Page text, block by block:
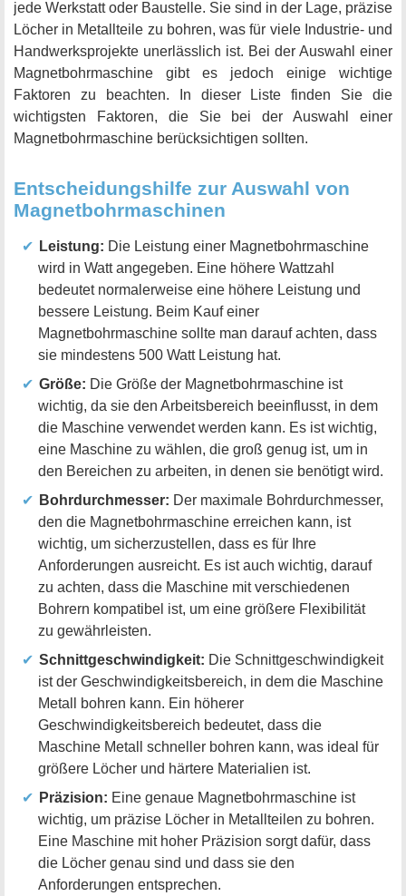
jede Werkstatt oder Baustelle. Sie sind in der Lage, präzise
Löcher in Metallteile zu bohren, was für viele Industrie- und
Handwerksprojekte unerlässlich ist. Bei der Auswahl einer
Magnetbohrmaschine gibt es jedoch einige wichtige
Faktoren zu beachten. In dieser Liste finden Sie die
wichtigsten Faktoren, die Sie bei der Auswahl einer
Magnetbohrmaschine berücksichtigen sollten.
Entscheidungshilfe zur Auswahl von
Magnetbohrmaschinen
Leistung: Die Leistung einer Magnetbohrmaschine
wird in Watt angegeben. Eine höhere Wattzahl
bedeutet normalerweise eine höhere Leistung und
bessere Leistung. Beim Kauf einer
Magnetbohrmaschine sollte man darauf achten, dass
sie mindestens 500 Watt Leistung hat.
Größe: Die Größe der Magnetbohrmaschine ist
wichtig, da sie den Arbeitsbereich beeinflusst, in dem
die Maschine verwendet werden kann. Es ist wichtig,
eine Maschine zu wählen, die groß genug ist, um in
den Bereichen zu arbeiten, in denen sie benötigt wird.
Bohrdurchmesser: Der maximale Bohrdurchmesser,
den die Magnetbohrmaschine erreichen kann, ist
wichtig, um sicherzustellen, dass es für Ihre
Anforderungen ausreicht. Es ist auch wichtig, darauf
zu achten, dass die Maschine mit verschiedenen
Bohrern kompatibel ist, um eine größere Flexibilität
zu gewährleisten.
Schnittgeschwindigkeit: Die Schnittgeschwindigkeit
ist der Geschwindigkeitsbereich, in dem die Maschine
Metall bohren kann. Ein höherer
Geschwindigkeitsbereich bedeutet, dass die
Maschine Metall schneller bohren kann, was ideal für
größere Löcher und härtere Materialien ist.
Präzision: Eine genaue Magnetbohrmaschine ist
wichtig, um präzise Löcher in Metallteilen zu bohren.
Eine Maschine mit hoher Präzision sorgt dafür, dass
die Löcher genau sind und dass sie den
Anforderungen entsprechen.